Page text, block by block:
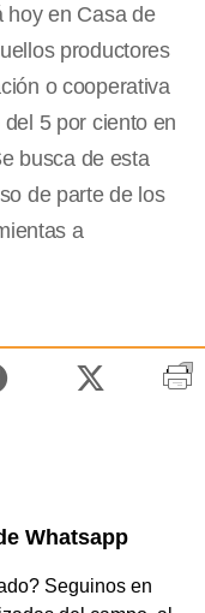
hoy en Casa de
productores
o cooperativa
5 por ciento en
busca de esta
de parte de los
a
Whatsapp
Seguinos en